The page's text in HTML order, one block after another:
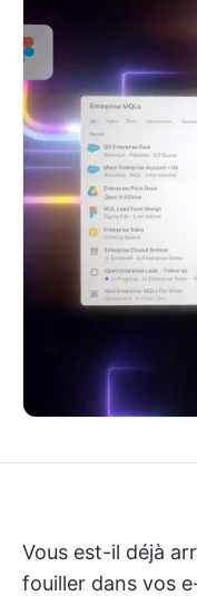
Vous est-il déjà
fouiller dans vos